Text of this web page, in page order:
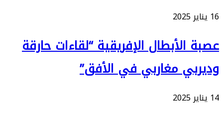
16 يناير 2025
عصبة الأبطال الإفريقية “لقاءات حارقة
وديربي مغاربي في الأفق”
14 يناير 2025